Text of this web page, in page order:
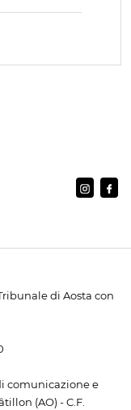
di Aosta con
comunicazione e
(AO) - C.F.